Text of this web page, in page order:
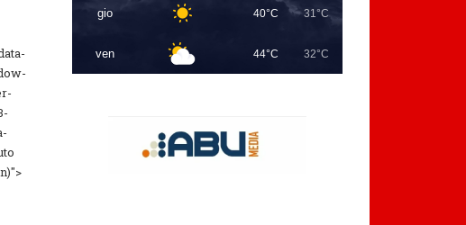
gio 40°C 31°C
ven 44°C 32°C